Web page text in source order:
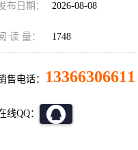
布日期： 2026-08-08
读 量： 1748
售电话： 13366306611
线QQ：